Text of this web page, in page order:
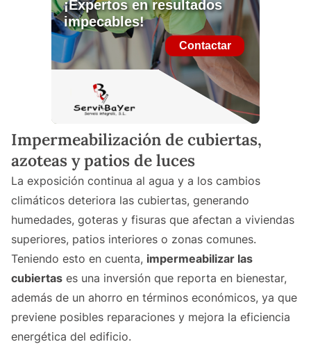
Impermeabilización de cubiertas,
azoteas y patios de luces
La exposición continua al agua y a los cambios
climáticos deteriora las cubiertas, generando
humedades, goteras y fisuras que afectan a viviendas
superiores, patios interiores o zonas comunes.
Teniendo esto en cuenta, impermeabilizar las
cubiertas es una inversión que reporta en bienestar,
además de un ahorro en términos económicos, ya que
previene posibles reparaciones y mejora la eficiencia
energética del edificio.